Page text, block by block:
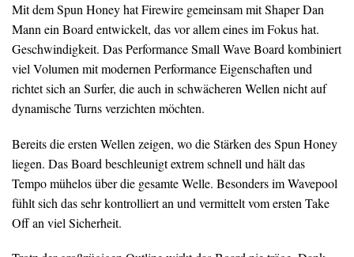
Mit dem Spun Honey hat Firewire gemeinsam mit Shaper Dan
Mann ein Board entwickelt, das vor allem eines im Fokus hat.
Geschwindigkeit. Das Performance Small Wave Board kombiniert
viel Volumen mit modernen Performance Eigenschaften und
richtet sich an Surfer, die auch in schwächeren Wellen nicht auf
dynamische Turns verzichten möchten.
Bereits die ersten Wellen zeigen, wo die Stärken des Spun Honey
liegen. Das Board beschleunigt extrem schnell und hält das
Tempo mühelos über die gesamte Welle. Besonders im Wavepool
fühlt sich das sehr kontrolliert an und vermittelt vom ersten Take
Off an viel Sicherheit.